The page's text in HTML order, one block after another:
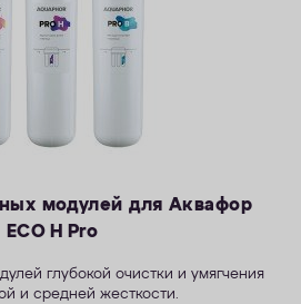
модулей для Аквафор
ECO H Pro
глубокой очистки и умягчения
и средней жесткости.